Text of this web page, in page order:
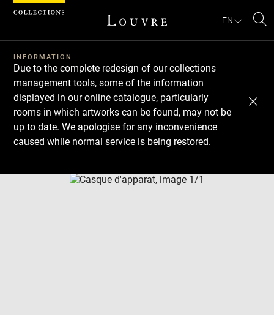
EN
INFORMATION
Due to the complete redesign of our collections
management tools, some of the information
displayed in our online catalogue, particularly
rooms in which artworks can be found, may not be
up to date. We apologise for any inconvenience
caused while normal service is being restored.
Download
Next
Previous
Cookies management panel